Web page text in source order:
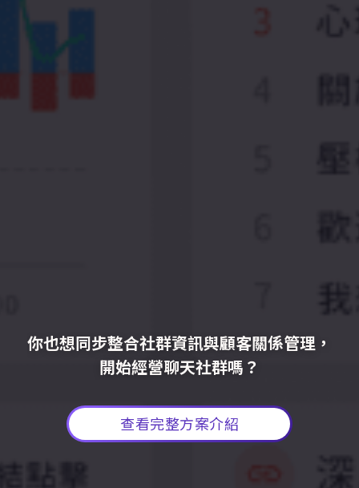
你也想同步整合社群資訊與顧客關係管理，
開始經營聊天社群嗎？
查看完整方案介紹